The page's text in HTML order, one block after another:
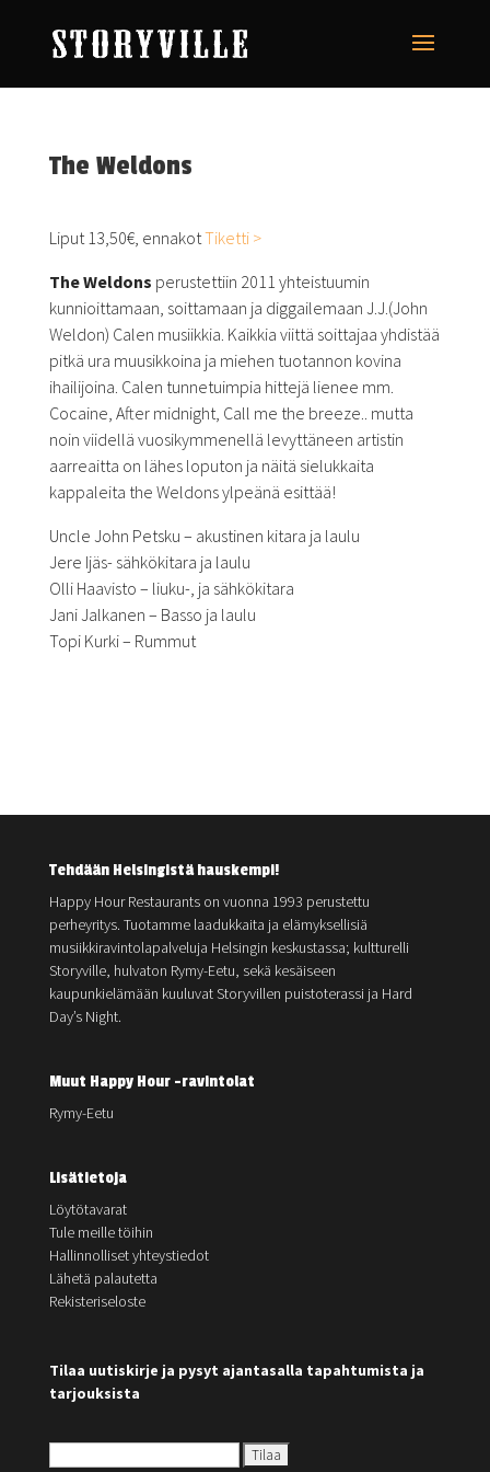
The Weldons
Liput 13,50€, ennakotTiketti >
The Weldons perustettiin 2011 yhteistuumin
kunnioittamaan, soittamaan ja diggailemaan J.J.(John
Weldon) Calen musiikkia. Kaikkia viittä soittajaa yhdistää
pitkä ura muusikkoina ja miehen tuotannon kovina
ihailijoina. Calen tunnetuimpia hittejä lienee mm.
Cocaine, After midnight, Call me the breeze.. mutta
noin viidellä vuosikymmenellä levyttäneen artistin
aarreaitta on lähes loputon ja näitä sielukkaita
kappaleita the Weldons ylpeänä esittää!
Uncle John Petsku – akustinen kitara ja laulu
Jere Ijäs- sähkökitara ja laulu
Olli Haavisto – liuku-, ja sähkökitara
Jani Jalkanen – Basso ja laulu
Topi Kurki – Rummut
Tehdään Helsingistä hauskempi!
Happy Hour Restaurants on vuonna 1993 perustettu
perheyritys. Tuotamme laadukkaita ja elämyksellisiä
musiikkiravintolapalveluja Helsingin keskustassa; kultturelli
Storyville, hulvaton Rymy-Eetu, sekä kesäiseen
kaupunkielämään kuuluvat Storyvillen puistoterassi ja Hard
Day’s Night.
Muut Happy Hour -ravintolat
Rymy-Eetu
Lisätietoja
Löytötavarat
Tule meille töihin
Hallinnolliset yhteystiedot
Lähetä palautetta
Rekisteriseloste
Tilaa uutiskirje ja pysyt ajantasalla tapahtumista ja
tarjouksista